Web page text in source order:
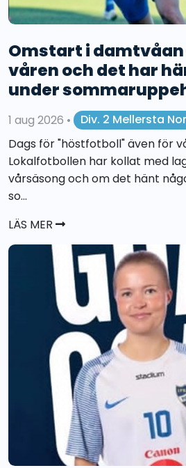
Omstart i damtvåan
våren och det har
under
1 aug 2026 •
Div. 2 Mellersta
Dags för "höstfotboll" även för
Lokalfotbollen har kollat med
vårsäsong och om det hänt
so...
LÄS MER